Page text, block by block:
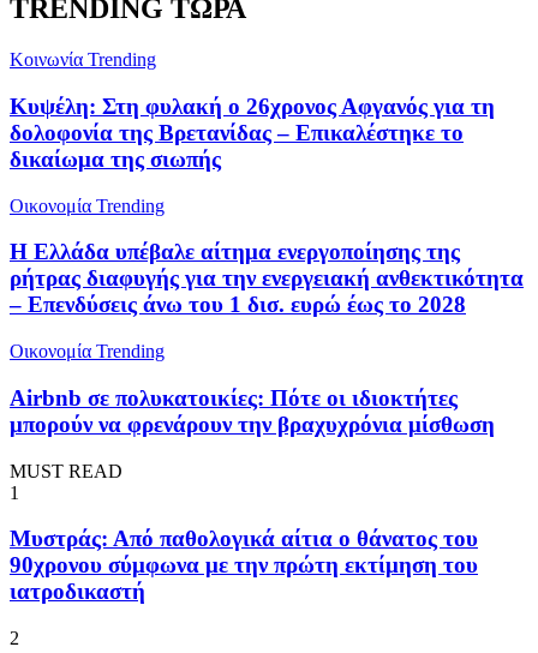
TRENDING ΤΩΡΑ
Κοινωνία Trending
Κυψέλη: Στη φυλακή ο 26χρονος Αφγανός για τη
δολοφονία της Βρετανίδας – Επικαλέστηκε το
δικαίωμα της σιωπής
Oικονομία Trending
Η Ελλάδα υπέβαλε αίτημα ενεργοποίησης της
ρήτρας διαφυγής για την ενεργειακή ανθεκτικότητα
– Επενδύσεις άνω του 1 δισ. ευρώ έως το 2028
Oικονομία Trending
Airbnb σε πολυκατοικίες: Πότε οι ιδιοκτήτες
μπορούν να φρενάρουν την βραχυχρόνια μίσθωση
MUST READ
1
Μυστράς: Από παθολογικά αίτια ο θάνατος του
90χρονου σύμφωνα με την πρώτη εκτίμηση του
ιατροδικαστή
2